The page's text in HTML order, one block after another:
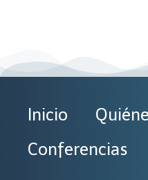
Inicio
Conferencias